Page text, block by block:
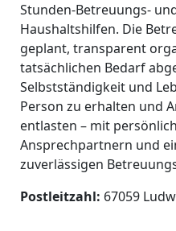
Stunden-Betreuungs-
Haushaltshilfen. Die
geplant, transparent
tatsächlichen Bedarf
Selbstständigkeit und
Person zu erhalten und
entlasten – mit
Ansprechpartnern und
zuverlässigen
Postleitzahl: 67059